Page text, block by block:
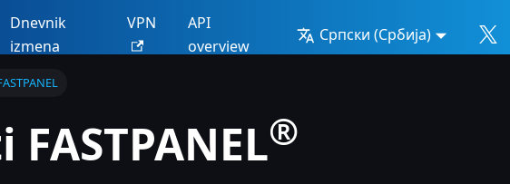
Dnevnik
izmena
VPN
API
overview
Српски (Србија)
®